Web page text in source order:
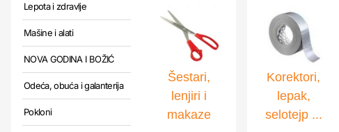
Lepota i zdravlje
Mašine i alati
NOVA GODINA I BOŽIĆ
Odeća, obuća i galanterija
Pokloni
Šestari,
lenjiri i
makaze
Korektori,
lepak,
selotejp ...